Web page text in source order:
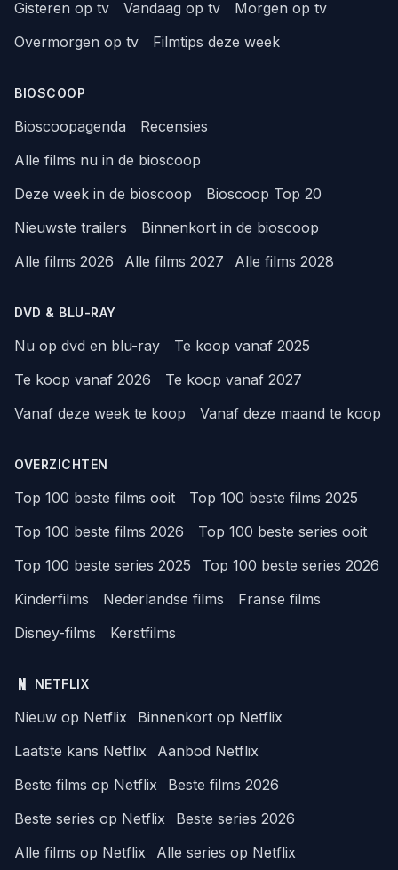
Gisteren op tv Vandaag op tv
Morgen op tv
Overmorgen op tv
Filmtips deze week
BIOSCOOP
Bioscoopagenda
Recensies
Alle films nu in de bioscoop
Deze week in de bioscoop
Bioscoop Top 20
Nieuwste trailers
Binnenkort in de bioscoop
Alle films 2026
Alle films 2027 Alle films 2028
DVD & BLU-RAY
Nu op dvd en blu-ray
Te koop vanaf 2025
Te koop vanaf 2026
Te koop vanaf 2027
Vanaf deze week te koop
Vanaf deze maand te koop
OVERZICHTEN
Top 100 beste films ooit
Top 100 beste films 2025
Top 100 beste films 2026
Top 100 beste series ooit
Top 100 beste series 2025
Top 100 beste series 2026
Kinderfilms
Nederlandse films
Franse films
Disney-films
Kerstfilms
NETFLIX
Nieuw op Netflix
Binnenkort op Netflix
Laatste kans Netflix
Aanbod Netflix
Beste films op Netflix
Beste films 2026
Beste series op Netflix
Beste series 2026
Alle films op Netflix
Alle series op Netflix